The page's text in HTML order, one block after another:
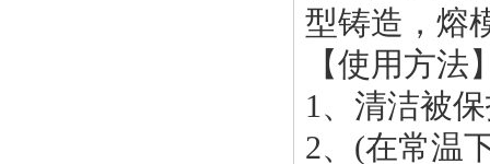
型铸造，熔
【使用方法
1、清洁被
2、(在常温